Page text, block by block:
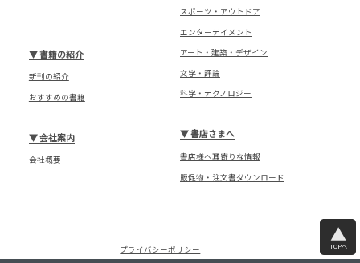
スポーツ・アウトドア
エンターテイメント
アート・建築・デザイン
文学・評論
科学・テクノロジー
▼書籍の紹介
新刊の紹介
おすすめの書籍
▼書店さまへ
書店様へ耳寄りな情報
販促物・注文書ダウンロード
▼会社案内
会社概要
プライバシーポリシー TOPへ